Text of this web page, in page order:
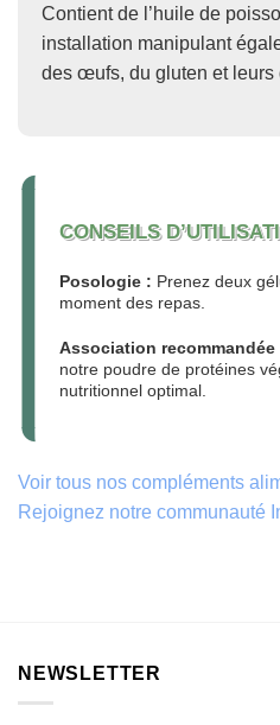
Contient de l’huile de
installation manipulant
des œufs, du gluten et leurs
CONSEILS
Posologie : Prenez deux
moment des repas.
Association recommandée
notre poudre de protéines
nutritionnel optimal.
Voir tous nos compléments
Rejoignez notre communauté
NEWSLETTER